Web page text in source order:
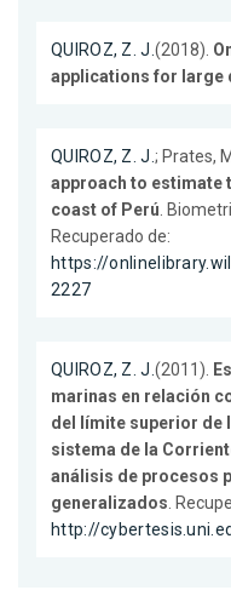
QUIROZ, Z. J.(2018).
applications for large
QUIROZ, Z. J.; Prates,
approach to estimate
coast of Perú.
Recuperado de:
https://
2227
QUIROZ, Z. J.(2011).
marinas en relación
del límite superior de
sistema de la
análisis de procesos
generalizados.
http://